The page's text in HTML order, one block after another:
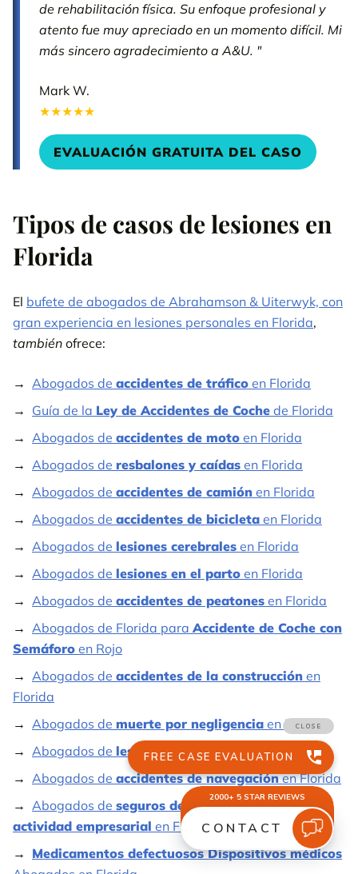
de rehabilitación física. Su enfoque profesional y
atento fue muy apreciado en un momento difícil. Mi
más sincero agradecimiento a A&U. "
Mark W.
★★★★★
EVALUACIÓN GRATUITA DEL CASO
Tipos de casos de lesiones en
Florida
El bufete de abogados de Abrahamson & Uiterwyk, con
gran experiencia en lesiones personales en Florida,
también ofrece:
Abogados de accidentes de tráfico en Florida
Guía de la Ley de Accidentes de Coche de Florida
Abogados de accidentes de moto en Florida
Abogados de resbalones y caídas en Florida
Abogados de accidentes de camión en Florida
Abogados de accidentes de bicicleta en Florida
Abogados de lesiones cerebrales en Florida
Abogados de lesiones en el parto en Florida
Abogados de accidentes de peatones en Florida
Abogados de Florida paraAccidente de Coche con
Semáforo en Rojo
Abogados de accidentes de la construcción en
Florida
Abogados de muerte por negligencia en Florida
Abogados de lesiones por Actosen Florida
Abogados de accidentes de navegaciónen Florida
Abogados de seguros de interrupción de la
actividad empresarial en Florida
Medicamentos defectuosos Dispositivos médicos